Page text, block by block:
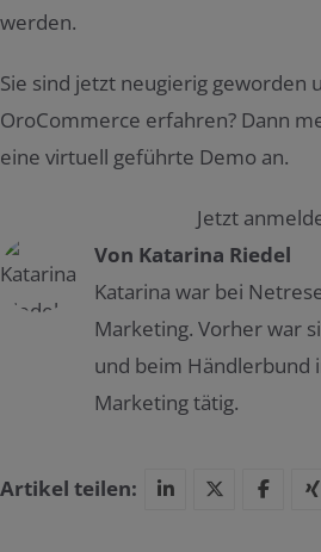
werden.
Sie sind jetzt neugierig geworden
OroCommerce erfahren? Dann
eine virtuell geführte Demo an.
Jetzt
Von Katarina Riedel
Katarina war bei
Marketing. Vorher war
und beim Händlerbund
Marketing tätig.
Artikel teilen: